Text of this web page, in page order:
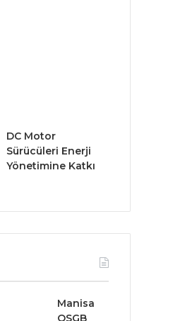
DC Motor
Sürücüleri Enerji
Yönetimine Katkı
Manisa
OSGB